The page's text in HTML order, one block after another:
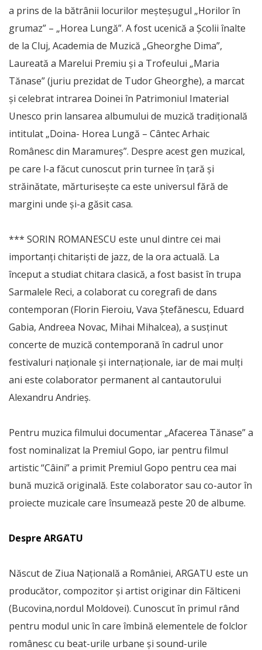
a prins de la bătrânii locurilor meşteşugul „Horilor în
grumaz” – „Horea Lungă”. A fost ucenică a Școlii înalte
de la Cluj, Academia de Muzică „Gheorghe Dima”,
Laureată a Marelui Premiu şi a Trofeului „Maria
Tănase” (juriu prezidat de Tudor Gheorghe), a marcat
și celebrat intrarea Doinei în Patrimoniul Imaterial
Unesco prin lansarea albumului de muzică tradiţională
intitulat „Doina- Horea Lungă – Cântec Arhaic
Românesc din Maramureş”. Despre acest gen muzical,
pe care l-a făcut cunoscut prin turnee în țară și
străinătate, mărturiseşte ca este universul fără de
margini unde și-a găsit casa.
*** SORIN ROMANESCU este unul dintre cei mai
importanți chitariști de jazz, de la ora actuală. La
început a studiat chitara clasică, a fost basist în trupa
Sarmalele Reci, a colaborat cu coregrafi de dans
contemporan (Florin Fieroiu, Vava Ștefănescu, Eduard
Gabia, Andreea Novac, Mihai Mihalcea), a susținut
concerte de muzică contemporană în cadrul unor
festivaluri naționale și internaționale, iar de mai mulți
ani este colaborator permanent al cantautorului
Alexandru Andrieș.
Pentru muzica filmului documentar „Afacerea Tănase” a
fost nominalizat la Premiul Gopo, iar pentru filmul
artistic “Câini” a primit Premiul Gopo pentru cea mai
bună muzică originală. Este colaborator sau co-autor în
proiecte muzicale care însumează peste 20 de albume.
Despre ARGATU
Născut de Ziua Națională a României, ARGATU este un
producător, compozitor și artist originar din Fălticeni
(Bucovina,nordul Moldovei). Cunoscut în primul rând
pentru modul unic în care îmbină elementele de folclor
românesc cu beat-urile urbane și sound-urile